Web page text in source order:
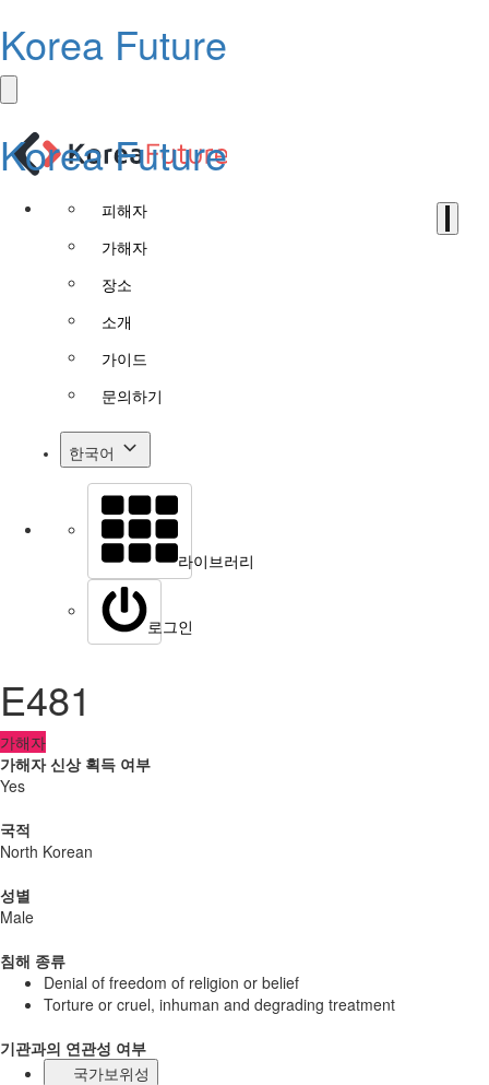
Korea Future
Korea Future
피해자
가해자
장소
소개
가이드
문의하기
한국어
라이브러리
로그인
E481
가해자
가해자 신상 획득 여부
Yes
국적
North Korean
성별
Male
침해 종류
Denial of freedom of religion or belief
Torture or cruel, inhuman and degrading treatment
기관과의 연관성 여부
국가보위성